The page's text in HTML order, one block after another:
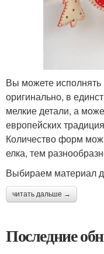
Вы можете исполнять
оригинально, в
мелкие детали, а
европейских
Количество форм
елка, тем
Выбираем материал
читать дальше →
Последние